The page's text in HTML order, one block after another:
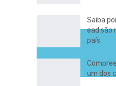
Saiba
ead são
país
um dos